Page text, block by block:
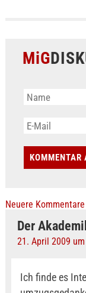
MiG
Neuere Kommentare
Der
21. April 2009
Ich finde es